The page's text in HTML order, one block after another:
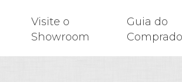
Visite o
Showroom
Guia do